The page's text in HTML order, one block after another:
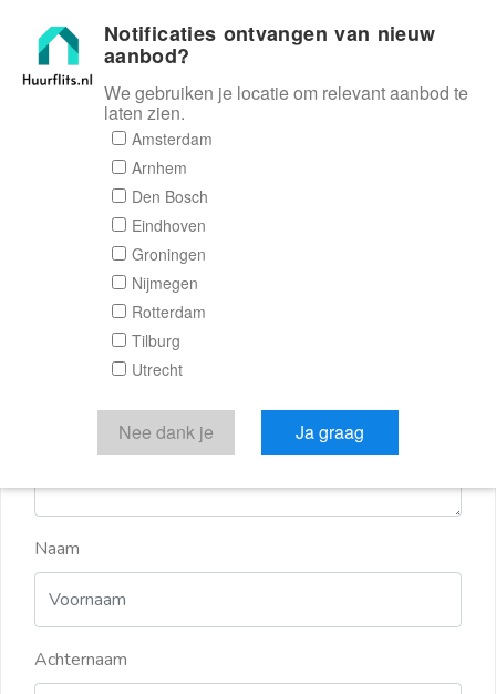
Huurflits
Reactieformulier
Huurflits
Verstuur je bericht
Door een bericht te sturen kom je in contact met de
aanbieder of makelaar van de woning.
Naam
Achternaam
Notificaties ontvangen van nieuw
aanbod?
We gebruiken je locatie om relevant aanbod te
laten zien.
Amsterdam
Arnhem
Den Bosch
Eindhoven
Groningen
Nijmegen
Rotterdam
Tilburg
Utrecht
Nee dank je Ja graag